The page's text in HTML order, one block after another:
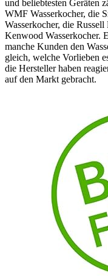
und beliebtesten Geräten
WMF Wasserkocher, die
Wasserkocher, die
Kenwood Wasserkocher.
manche Kunden den
gleich, welche Vorlieben
die Hersteller haben
auf den Markt gebracht.